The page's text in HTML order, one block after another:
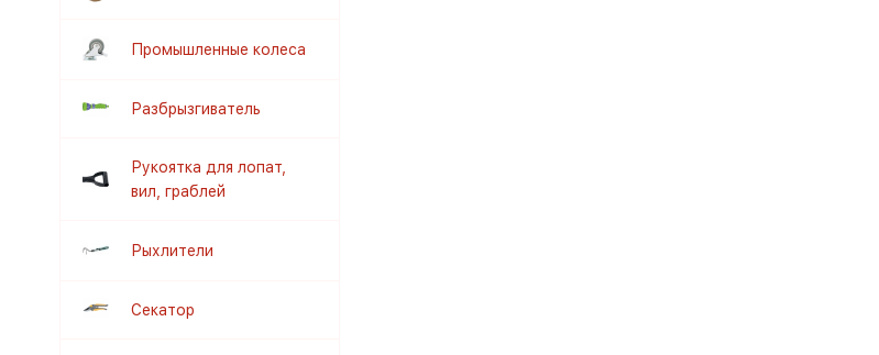
Промышленные колеса
Разбрызгиватель
Рукоятка для лопат,
вил, граблей
Рыхлители
Секатор